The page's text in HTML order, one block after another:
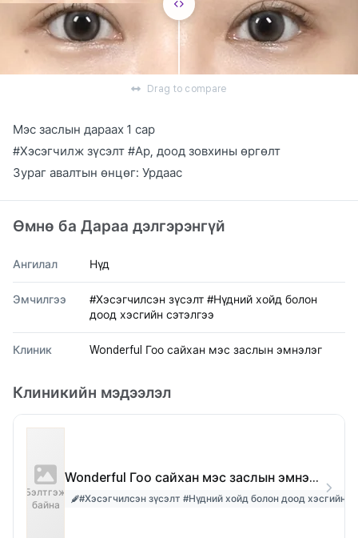
Drag to compare
Мэс заслын дараах 1 сар
#Хэсэгчилж зүсэлт #Ар, доод зовхины өргөлт
Зураг авалтын өнцөг: Урдаас
Өмнө ба Дараа дэлгэрэнгүй
Ангилал Нүд
Эмчилгээ
#Хэсэгчилсэн зүсэлт #Нүдний хойд болон
доод хэсгийн сэтэлгээ
Клиник Wonderful Гоо сайхан мэс заслын эмнэлэг
Клиникийн мэдээлэл
Бэлтгэж
байна
Wonderful Гоо сайхан мэс заслын эмнэлэг
#Хэсэгчилсэн зүсэлт #Нүдний хойд болон доод хэсгийн